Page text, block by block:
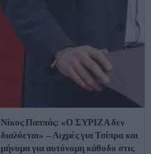
Νίκος Παππάς: «Ο ΣΥΡΙΖΑ δεν
διαλύεται» – Αιχμές για Τσίπρα και
μήνυμα για αυτόνομη κάθοδο στις